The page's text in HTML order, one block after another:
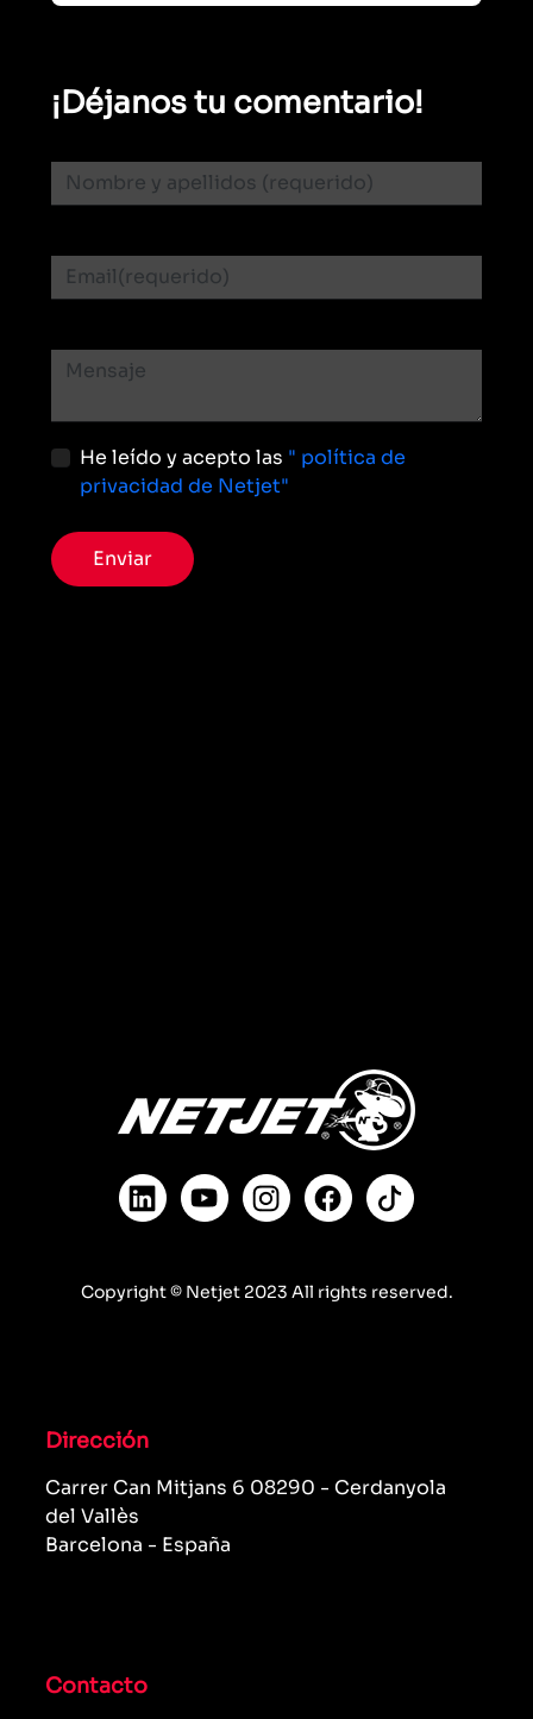
¡Déjanos tu comentario!
He leído y acepto las " política de
privacidad de Netjet"
Enviar
Copyright © Netjet 2023 All rights reserved.
Dirección
Carrer Can Mitjans 6 08290 - Cerdanyola
del Vallès
Barcelona - España
Contacto